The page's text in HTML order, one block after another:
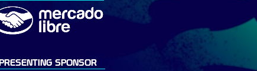
PRESENTING SPONSOR